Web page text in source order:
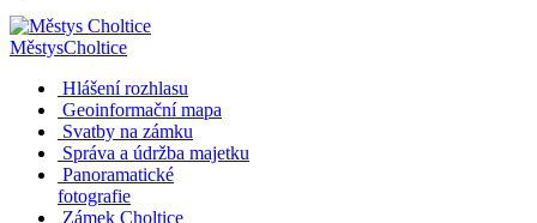
MěstysCholtice
Hlášení rozhlasu
Geoinformační mapa
Svatby na zámku
Správa a údržba majetku
Panoramatické
fotografie
Zámek Choltice